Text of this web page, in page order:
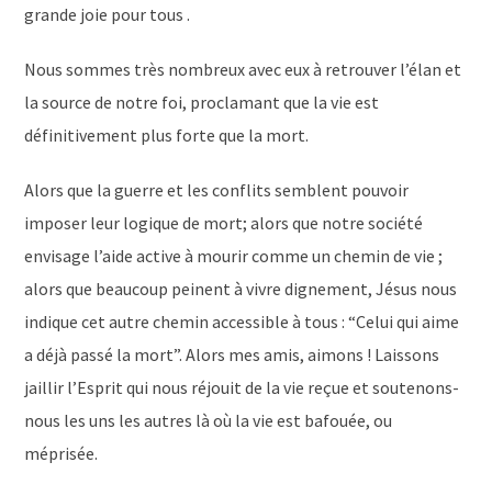
grande joie pour tous .
Nous sommes très nombreux avec eux à retrouver l’élan et
la source de notre foi, proclamant que la vie est
définitivement plus forte que la mort.
Alors que la guerre et les conflits semblent pouvoir
imposer leur logique de mort; alors que notre société
envisage l’aide active à mourir comme un chemin de vie ;
alors que beaucoup peinent à vivre dignement, Jésus nous
indique cet autre chemin accessible à tous : “Celui qui aime
a déjà passé la mort”. Alors mes amis, aimons ! Laissons
jaillir l’Esprit qui nous réjouit de la vie reçue et soutenons-
nous les uns les autres là où la vie est bafouée, ou
méprisée.